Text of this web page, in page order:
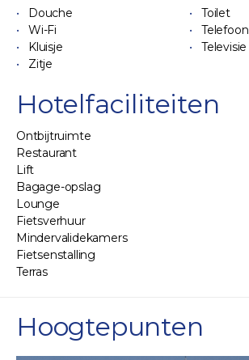
Douche
Toilet
Wi-Fi
Telefoon
Kluisje
Televisie
Zitje
Hotelfaciliteiten
Ontbijtruimte
Restaurant
Lift
Bagage-opslag
Lounge
Fietsverhuur
Mindervalidekamers
Fietsenstalling
Terras
Hoogtepunten